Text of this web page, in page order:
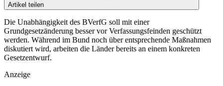
Artikel teilen
Die Unabhängigkeit des BVerfG soll mit einer
Grundgesetzänderung besser vor Verfassungsfeinden geschützt
werden. Während im Bund noch über entsprechende Maßnahmen
diskutiert wird, arbeiten die Länder bereits an einem konkreten
Gesetzentwurf.
Anzeige